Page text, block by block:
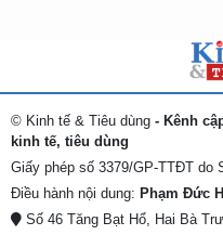
© Kinh tế & Tiêu dùng - Kênh
kinh tế, tiêu dùng
Giấy phép số 3379/GP-TTĐT do
Điều hành nội dung: Phạm Đức
Số 46 Tăng Bạt Hổ, Hai Bà